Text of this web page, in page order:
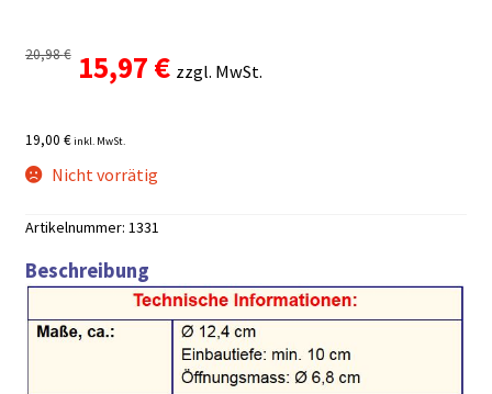
20,98€ Ursprünglicher
war:
15,97 €Aktueller
zzgl. MwSt.
19,00 €inkl. MwSt.
Nicht vorrätig
Artikelnummer: 1331
Beschreibung